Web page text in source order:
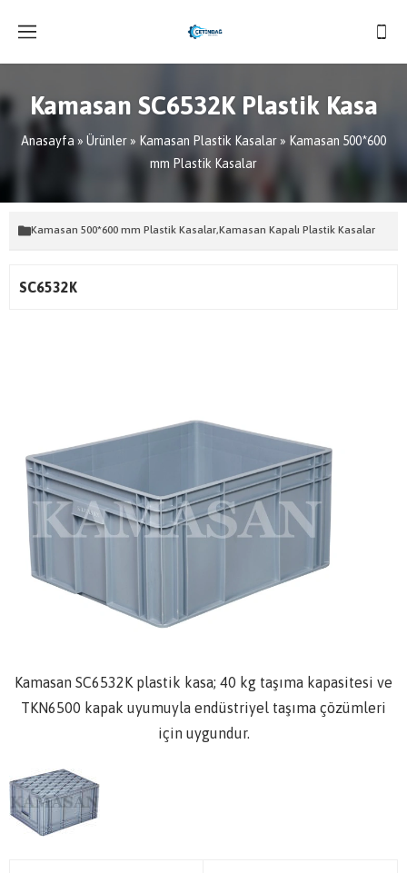
Kamasan SC6532K Plastik Kasa
Anasayfa » Ürünler » Kamasan Plastik Kasalar» Kamasan 500*600
mm Plastik Kasalar
Kamasan 500*600 mm Plastik Kasalar,Kamasan Kapalı Plastik Kasalar
SC6532K
Kamasan SC6532K plastik kasa; 40 kg taşıma kapasitesi ve
TKN6500 kapak uyumuyla endüstriyel taşıma çözümleri
için uygundur.